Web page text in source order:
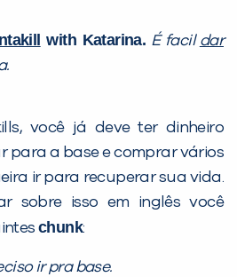
with Katarina. É facil dar
você já deve ter dinheiro
para a base e comprar vários
ir para recuperar sua vida.
sobre isso em inglês você
chunk:
ir pra base.